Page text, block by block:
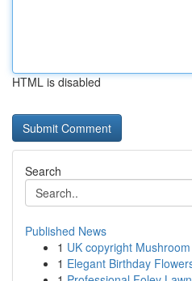
HTML is disabled
Search
Published News
1 UK copyright
1 Elegant Birthday